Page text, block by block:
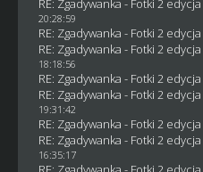
20:28:59
RE: Zgadywanka - Fotki 2 edycja
RE: Zgadywanka - Fotki 2 edycja
18:18:56
RE: Zgadywanka - Fotki 2 edycja
RE: Zgadywanka - Fotki 2 edycja
19:31:42
RE: Zgadywanka - Fotki 2 edycja
RE: Zgadywanka - Fotki 2 edycja
16:35:17